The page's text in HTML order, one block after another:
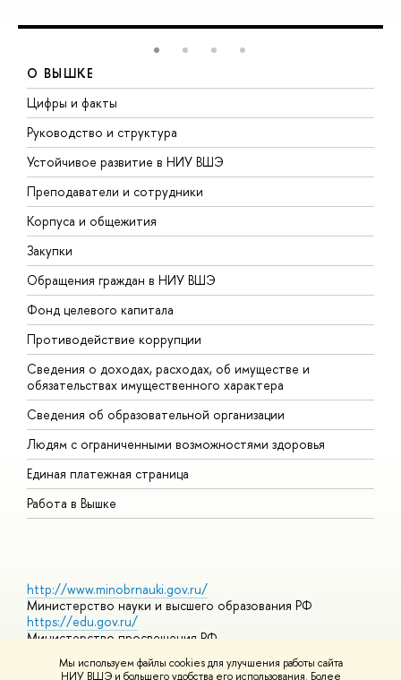
Мы используем файлы cookies для улучшения работы сайта
НИУ ВШЭ и большего удобства его использования. Более
О ВЫШКЕ
Цифры и факты
Руководство и структура
Устойчивое развитие в НИУ ВШЭ
Преподаватели и сотрудники
Корпуса и общежития
Закупки
Обращения граждан в НИУ ВШЭ
Фонд целевого капитала
Противодействие коррупции
Сведения о доходах, расходах, об имуществе и
обязательствах имущественного характера
Сведения об образовательной организации
Людям с ограниченными возможностями здоровья
Единая платежная страница
Работа в Вышке
http://www.minobrnauki.gov.ru/
Министерство науки и высшего образования РФ
https://edu.gov.ru/
Министерство просвещения РФ
https://elearning.hse.ru/mooc
Массовые открытые онлайн-курсы